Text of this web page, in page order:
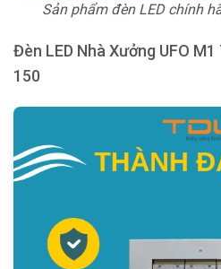
Sản phẩm đèn LED chính
Đèn LED Nhà Xưởng UFO
150